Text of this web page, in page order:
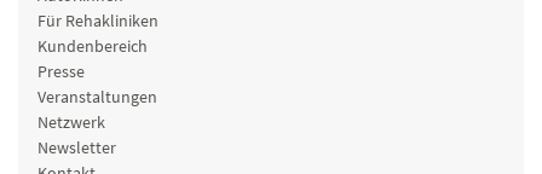
Für Rehakliniken
Kundenbereich
Presse
Veranstaltungen
Netzwerk
Newsletter